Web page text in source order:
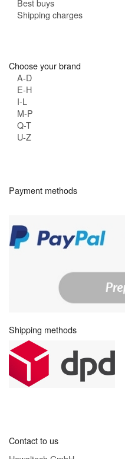
Best buys
Shipping charges
Choose your brand
A-D
E-H
I-L
M-P
Q-T
U-Z
Payment methods
Shipping methods
Contact to us